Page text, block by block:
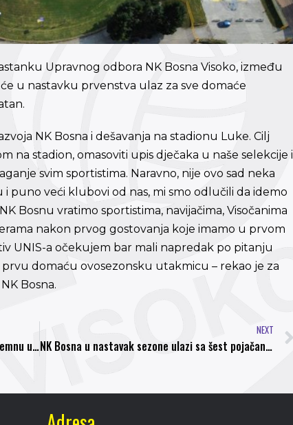
Upravnog odbora NK Bosna Visoko, između
u nastavku prvenstva ulaz za sve domaće
NK Bosna i dešavanja na stadionu Luke. Cilj
na stadion, omasoviti upis dječaka u naše selekcije i
svim sportistima. Naravno, nije ovo sad neka
veći klubovi od nas, mi smo odlučili da idemo
Bosnu vratimo sportistima, navijačima, Visočanima
nakon prvog gostovanja koje imamo u prvom
UNIS-a očekujem bar mali napredak po pitanju
domaću ovosezonsku utakmicu – rekao je za
Bosna.
NK Bosna narednog vikenda igra prvu pripremnu utakmicu protiv FK Rudar
NEXT
NK Bosna u nastavak sezone ulazi sa šest pojačanja